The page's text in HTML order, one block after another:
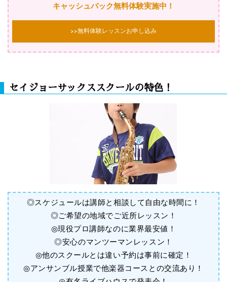
キャッシュバック無料体験実施中！
>>無料体験レッスンお申し込み
セイジョーサックススクールの特色！
◎スケジュールは講師と相談して自由な時間に！
◎ご希望の地域でご近所レッスン！
◎現役プロ講師なのに業界最安値！
◎安心のマンツーマンレッスン！
◎他のスクールとは違い予約は事前に確定！
◎アンサンブル授業で他楽器コースとの交流あり！